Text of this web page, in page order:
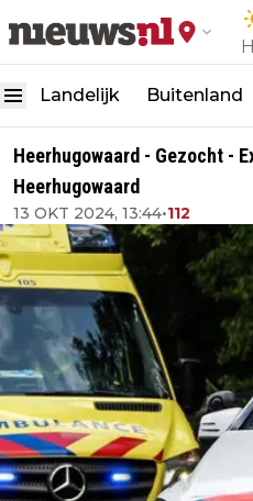
Landelijk Buitenland
Heerhugowaard - Gezocht -
Heerhugowaard
13 OKT 2024, 13:44•112